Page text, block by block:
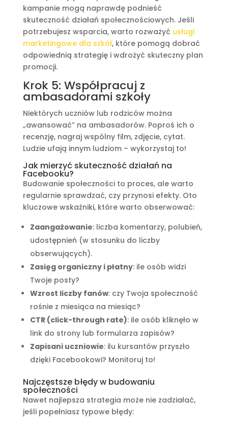
kampanie mogą naprawdę podnieść
skuteczność działań społecznościowych. Jeśli
potrzebujesz wsparcia, warto rozważyć usługi
marketingowe dla szkół, które pomogą dobrać
odpowiednią strategię i wdrożyć skuteczny plan
promocji.
Krok 5: Współpracuj z
ambasadorami szkoły
Niektórych uczniów lub rodziców można
„awansować” na ambasadorów. Poproś ich o
recenzję, nagraj wspólny film, zdjęcie, cytat.
Ludzie ufają innym ludziom – wykorzystaj to!
Jak mierzyć skuteczność działań na
Facebooku?
Budowanie społeczności to proces, ale warto
regularnie sprawdzać, czy przynosi efekty. Oto
kluczowe wskaźniki, które warto obserwować:
Zaangażowanie: liczba komentarzy, polubień,
udostępnień (w stosunku do liczby
obserwujących).
Zasięg organiczny i płatny: ile osób widzi
Twoje posty?
Wzrost liczby fanów: czy Twoja społeczność
rośnie z miesiąca na miesiąc?
CTR (click-through rate): ile osób kliknęło w
link do strony lub formularza zapisów?
Zapisani uczniowie: ilu kursantów przyszło
dzięki Facebookowi? Monitoruj to!
Najczęstsze błędy w budowaniu
społeczności
Nawet najlepsza strategia może nie zadziałać,
jeśli popełniasz typowe błędy: